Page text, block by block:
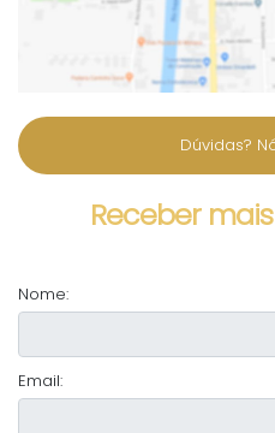
Dúvidas?
Receber
Nome:
Email: